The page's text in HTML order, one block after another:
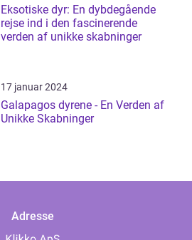
Eksotiske dyr: En dybdegående
rejse ind i den fascinerende
verden af unikke skabninger
17 januar 2024
Galapagos dyrene - En Verden af
Unikke Skabninger
Adresse